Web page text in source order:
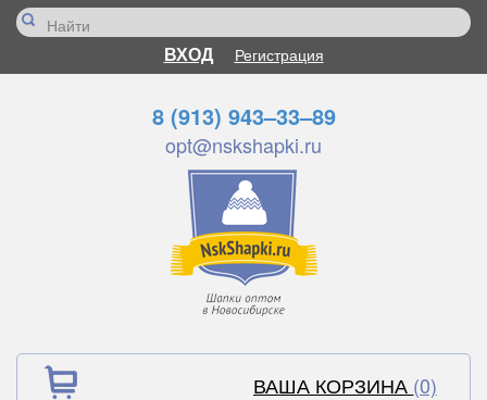
ВХОД Регистрация
8 (913) 943–33–89
opt@nskshapki.ru
ВАША КОРЗИНА (0)